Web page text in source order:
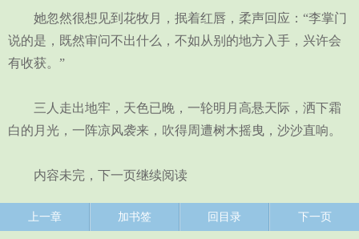
她忽然很想见到花牧月，抿着红唇，柔声回应：“李掌门
说的是，既然审问不出什么，不如从别的地方入手，兴许会
有收获。”
三人走出地牢，天色已晚，一轮明月高悬天际，洒下霜
白的月光，一阵凉风袭来，吹得周遭树木摇曳，沙沙直响。
内容未完，下一页继续阅读
上一章 加书签 回目录 下一页